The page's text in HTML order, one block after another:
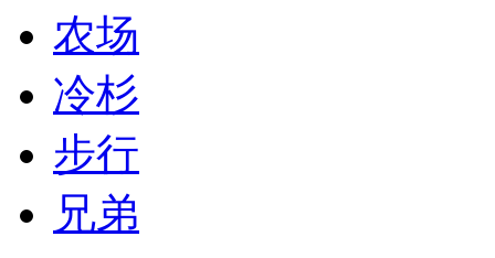
农场
冷杉
步行
兄弟